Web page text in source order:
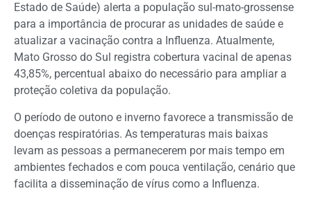
Estado de Saúde) alerta a população sul-mato-grossense
para a importância de procurar as unidades de saúde e
atualizar a vacinação contra a Influenza. Atualmente,
Mato Grosso do Sul registra cobertura vacinal de apenas
43,85%, percentual abaixo do necessário para ampliar a
proteção coletiva da população.
O período de outono e inverno favorece a transmissão de
doenças respiratórias. As temperaturas mais baixas
levam as pessoas a permanecerem por mais tempo em
ambientes fechados e com pouca ventilação, cenário que
facilita a disseminação de vírus como a Influenza.